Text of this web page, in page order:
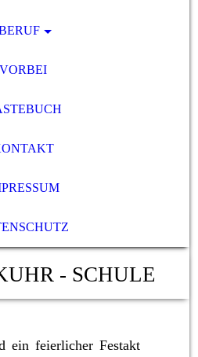
VORBEI
- SCHULE
ein feierlicher Festakt